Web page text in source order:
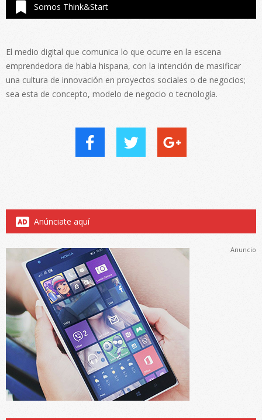
Somos Think&Start
El medio digital que comunica lo que ocurre en la escena
emprendedora de habla hispana, con la intención de masificar
una cultura de innovación en proyectos sociales o de negocios;
sea esta de concepto, modelo de negocio o tecnología.
Anúnciate aquí
Anuncio